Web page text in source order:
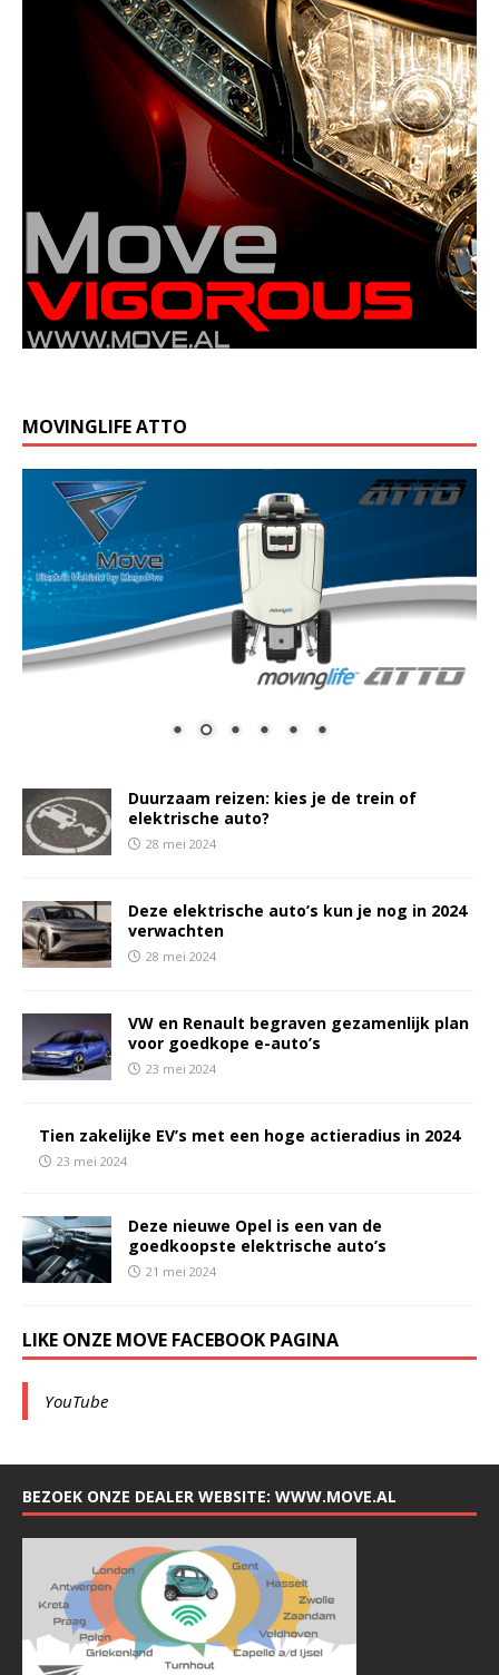
MOVINGLIFE ATTO
Duurzaam reizen: kies je de trein of
elektrische auto?
28 mei 2024
Deze elektrische auto’s kun je nog in 2024
verwachten
28 mei 2024
VW en Renault begraven gezamenlijk plan
voor goedkope e-auto’s
23 mei 2024
Tien zakelijke EV’s met een hoge actieradius in 2024
23 mei 2024
Deze nieuwe Opel is een van de
goedkoopste elektrische auto’s
21 mei 2024
LIKE ONZE MOVE FACEBOOK PAGINA
YouTube
BEZOEK ONZE DEALER WEBSITE: WWW.MOVE.AL